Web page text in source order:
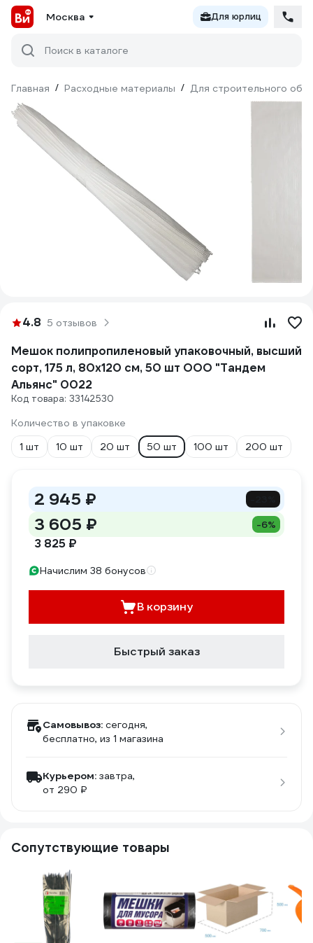
Москва Для юрлиц
Поиск в каталоге
Главная / Расходные материалы / Для строительного
4.8 5 отзывов
Мешок полипропиленовый упаковочный, высший
сорт, 175 л, 80x120 см, 50 шт ООО "Тандем
Альянс" 0022
Код товара: 33142530
Количество в упаковке
1 шт
10 шт 20 шт 50 шт 100 шт 200 шт
2 945 ₽
3 605 ₽ -6%
3 825 ₽
Начислим 38 бонусов
В корзину
Быстрый заказ
Самовывоз: сегодня,
бесплатно, из 1 магазина
Курьером: завтра,
от 290 ₽
Сопутствующие товары